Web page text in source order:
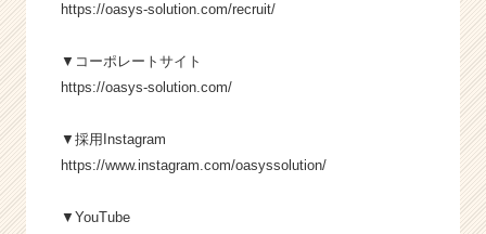
https://oasys-solution.com/recruit/
▼コーポレートサイト
https://oasys-solution.com/
▼採用Instagram
https://www.instagram.com/oasyssolution/
▼YouTube